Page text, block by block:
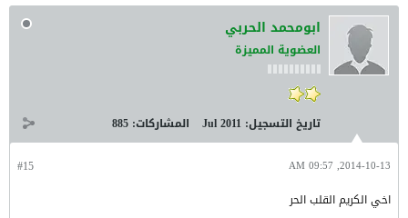
ابومحمد الحربي
العضوية المميزة
تاريخ التسجيل: Jul 2011 المشاركات: 885
#15 2014-10-13, 09:57 AM
اخي الكريم القلب الحر